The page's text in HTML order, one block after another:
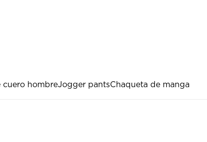
cuero hombreJogger pantsChaqueta de manga